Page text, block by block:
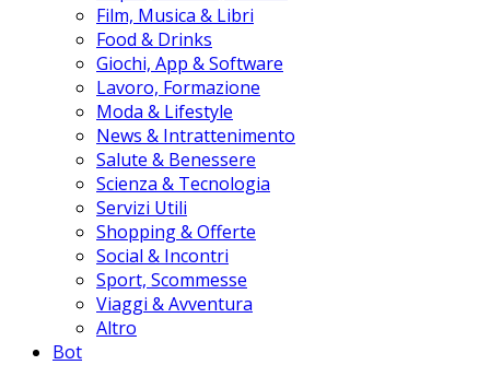
Film, Musica & Libri
Food & Drinks
Giochi, App & Software
Lavoro, Formazione
Moda & Lifestyle
News & Intrattenimento
Salute & Benessere
Scienza & Tecnologia
Servizi Utili
Shopping & Offerte
Social & Incontri
Sport, Scommesse
Viaggi & Avventura
Altro
Bot